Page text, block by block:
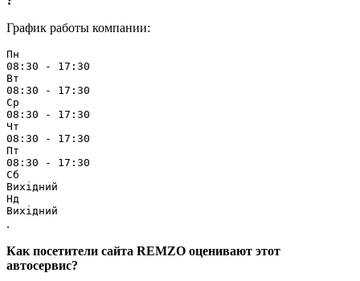
График работы компании:
Пн
08:30 - 17:30
Вт
08:30 - 17:30
Ср
08:30 - 17:30
Чт
08:30 - 17:30
Пт
08:30 - 17:30
Сб
Вихідний
Нд
Вихідний
.
Как посетители сайта REMZO оценивают этот
автосервис?